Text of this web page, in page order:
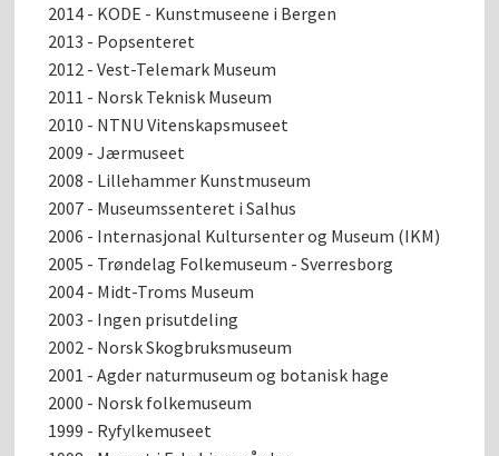
2014 - KODE - Kunstmuseene i Bergen
2013 - Popsenteret
2012 - Vest-Telemark Museum
2011 - Norsk Teknisk Museum
2010 - NTNU Vitenskapsmuseet
2009 - Jærmuseet
2008 - Lillehammer Kunstmuseum
2007 - Museumssenteret i Salhus
2006 - Internasjonal Kultursenter og Museum (IKM)
2005 - Trøndelag Folkemuseum - Sverresborg
2004 - Midt-Troms Museum
2003 - Ingen prisutdeling
2002 - Norsk Skogbruksmuseum
2001 - Agder naturmuseum og botanisk hage
2000 - Norsk folkemuseum
1999 - Ryfylkemuseet